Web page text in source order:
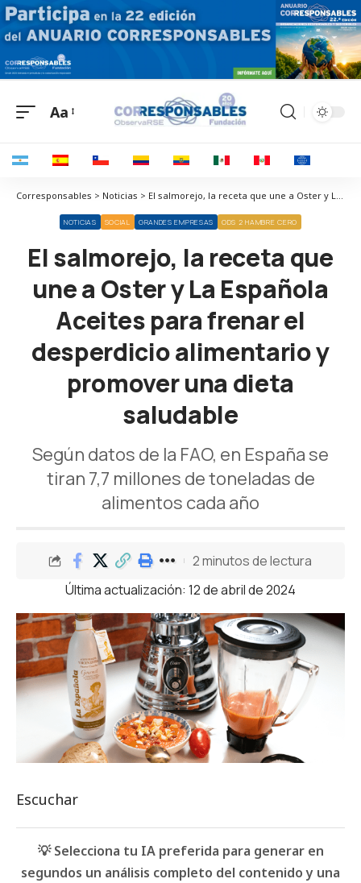
Aa
Corresponsables > Noticias > El salmorejo, la receta que une a Oster y La Española Aceites para frenar el desperdicio alimentario y promover una dieta saludable
NOTICIAS SOCIAL GRANDES EMPRESAS ODS 2 HAMBRE CERO
El salmorejo, la receta que
une a Oster y La Española
Aceites para frenar el
desperdicio alimentario y
promover una dieta
saludable
Según datos de la FAO, en España se
tiran 7,7 millones de toneladas de
alimentos cada año
Última actualización: 12 de abril de 2024
2 minutos de lectura
Escuchar
💡 Selecciona tu IA preferida para generar en
segundos un análisis completo del contenido y una